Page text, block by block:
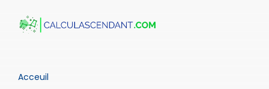
Acceuil